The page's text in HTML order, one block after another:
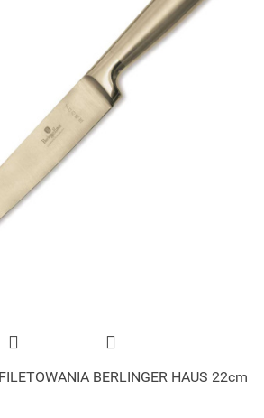
BERLINGER HAUS 22cm